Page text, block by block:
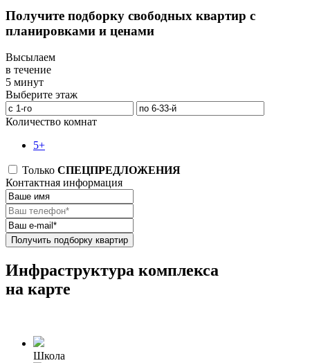
Получите подборку свободных квартир с
планировками и ценами
Высылаем
в течение
5 минут
Выберите этаж
Количество комнат
5+
Только СПЕЦПРЕДЛОЖЕНИЯ
Контактная информация
Получить подборку квартир
Инфраструктура комплекса
на карте
Школа